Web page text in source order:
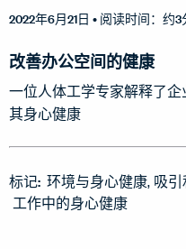
2022年6月21日 • 阅读时间：约3
改善办公空间的健康
一位人体工学专家解释了
其身心健康
标记: 环境与身心健康 吸
工作中的身心健康